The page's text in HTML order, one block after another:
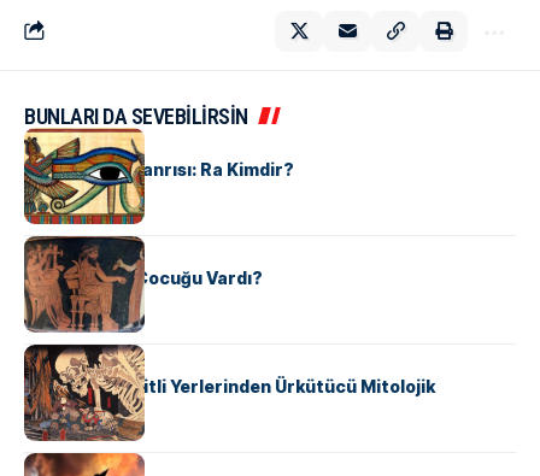
BUNLARI DA SEVEBİLİRSİN
MITOLOJI
Mısır Güneş Tanrısı: Ra Kimdir?
MITOLOJI
Zeus’un Kaç Çocuğu Vardı?
MITOLOJI
Dünyanın Çeşitli Yerlerinden Ürkütücü Mitolojik
Yaratıklar
MITOLOJI